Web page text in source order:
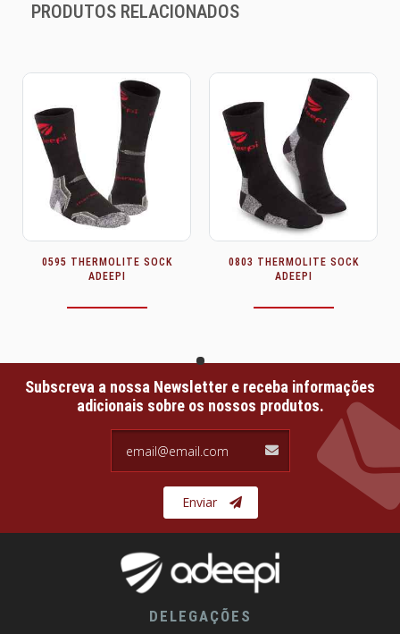
PRODUTOS RELACIONADOS
0595 THERMOLITE SOCK
ADEEPI
0803 THERMOLITE SOCK
ADEEPI
Subscreva a nossa Newsletter e receba informações
adicionais sobre os nossos produtos.
Enviar
DELEGAÇÕES